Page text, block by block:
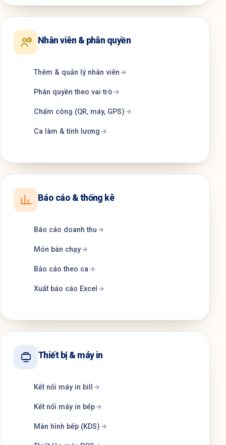
Nhân viên & phân quyền
Thêm & quản lý nhân viên
Phân quyền theo vai trò
Chấm công (QR, máy, GPS)
Ca làm & tính lương
Báo cáo & thống kê
Báo cáo doanh thu
Món bán chạy
Báo cáo theo ca
Xuất báo cáo Excel
Thiết bị & máy in
Kết nối máy in bill
Kết nối máy in bếp
Màn hình bếp (KDS)